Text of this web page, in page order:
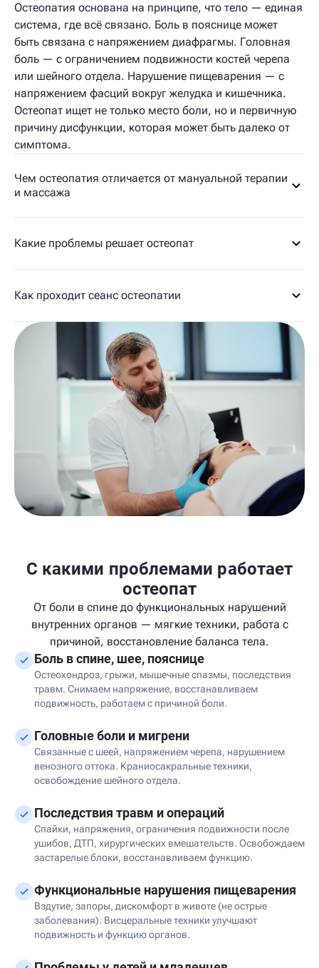
Остеопатия основана на принципе, что тело — единая
система, где всё связано. Боль в пояснице может
быть связана с напряжением диафрагмы. Головная
боль — с ограничением подвижности костей черепа
или шейного отдела. Нарушение пищеварения — с
напряжением фасций вокруг желудка и кишечника.
Остеопат ищет не только место боли, но и первичную
причину дисфункции, которая может быть далеко от
симптома.
Чем остеопатия отличается от мануальной терапии
и массажа
Какие проблемы решает остеопат
Как проходит сеанс остеопатии
С какими проблемами работает
остеопат
От боли в спине до функциональных нарушений
внутренних органов — мягкие техники, работа с
причиной, восстановление баланса тела.
Боль в спине, шее, пояснице
Остеохондроз, грыжи, мышечные спазмы, последствия
травм. Снимаем напряжение, восстанавливаем
подвижность, работаем с причиной боли.
Головные боли и мигрени
Связанные с шеей, напряжением черепа, нарушением
венозного оттока. Краниосакральные техники,
освобождение шейного отдела.
Последствия травм и операций
Спайки, напряжения, ограничения подвижности после
ушибов, ДТП, хирургических вмешательств. Освобождаем
застарелые блоки, восстанавливаем функцию.
Функциональные нарушения пищеварения
Вздутие, запоры, дискомфорт в животе (не острые
заболевания). Висцеральные техники улучшают
подвижность и функцию органов.